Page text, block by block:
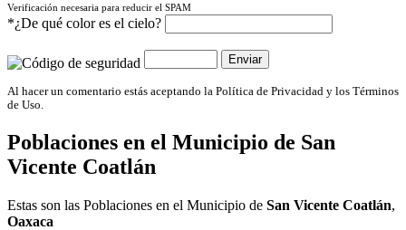
Verificación necesaria para reducir el SPAM
*¿De qué color es el cielo?
Al hacer un comentario estás aceptando la Política de Privacidad y los Términos
de Uso.
Poblaciones en el Municipio de San
Vicente Coatlán
Estas son las Poblaciones en el Municipio de San Vicente Coatlán,
Oaxaca